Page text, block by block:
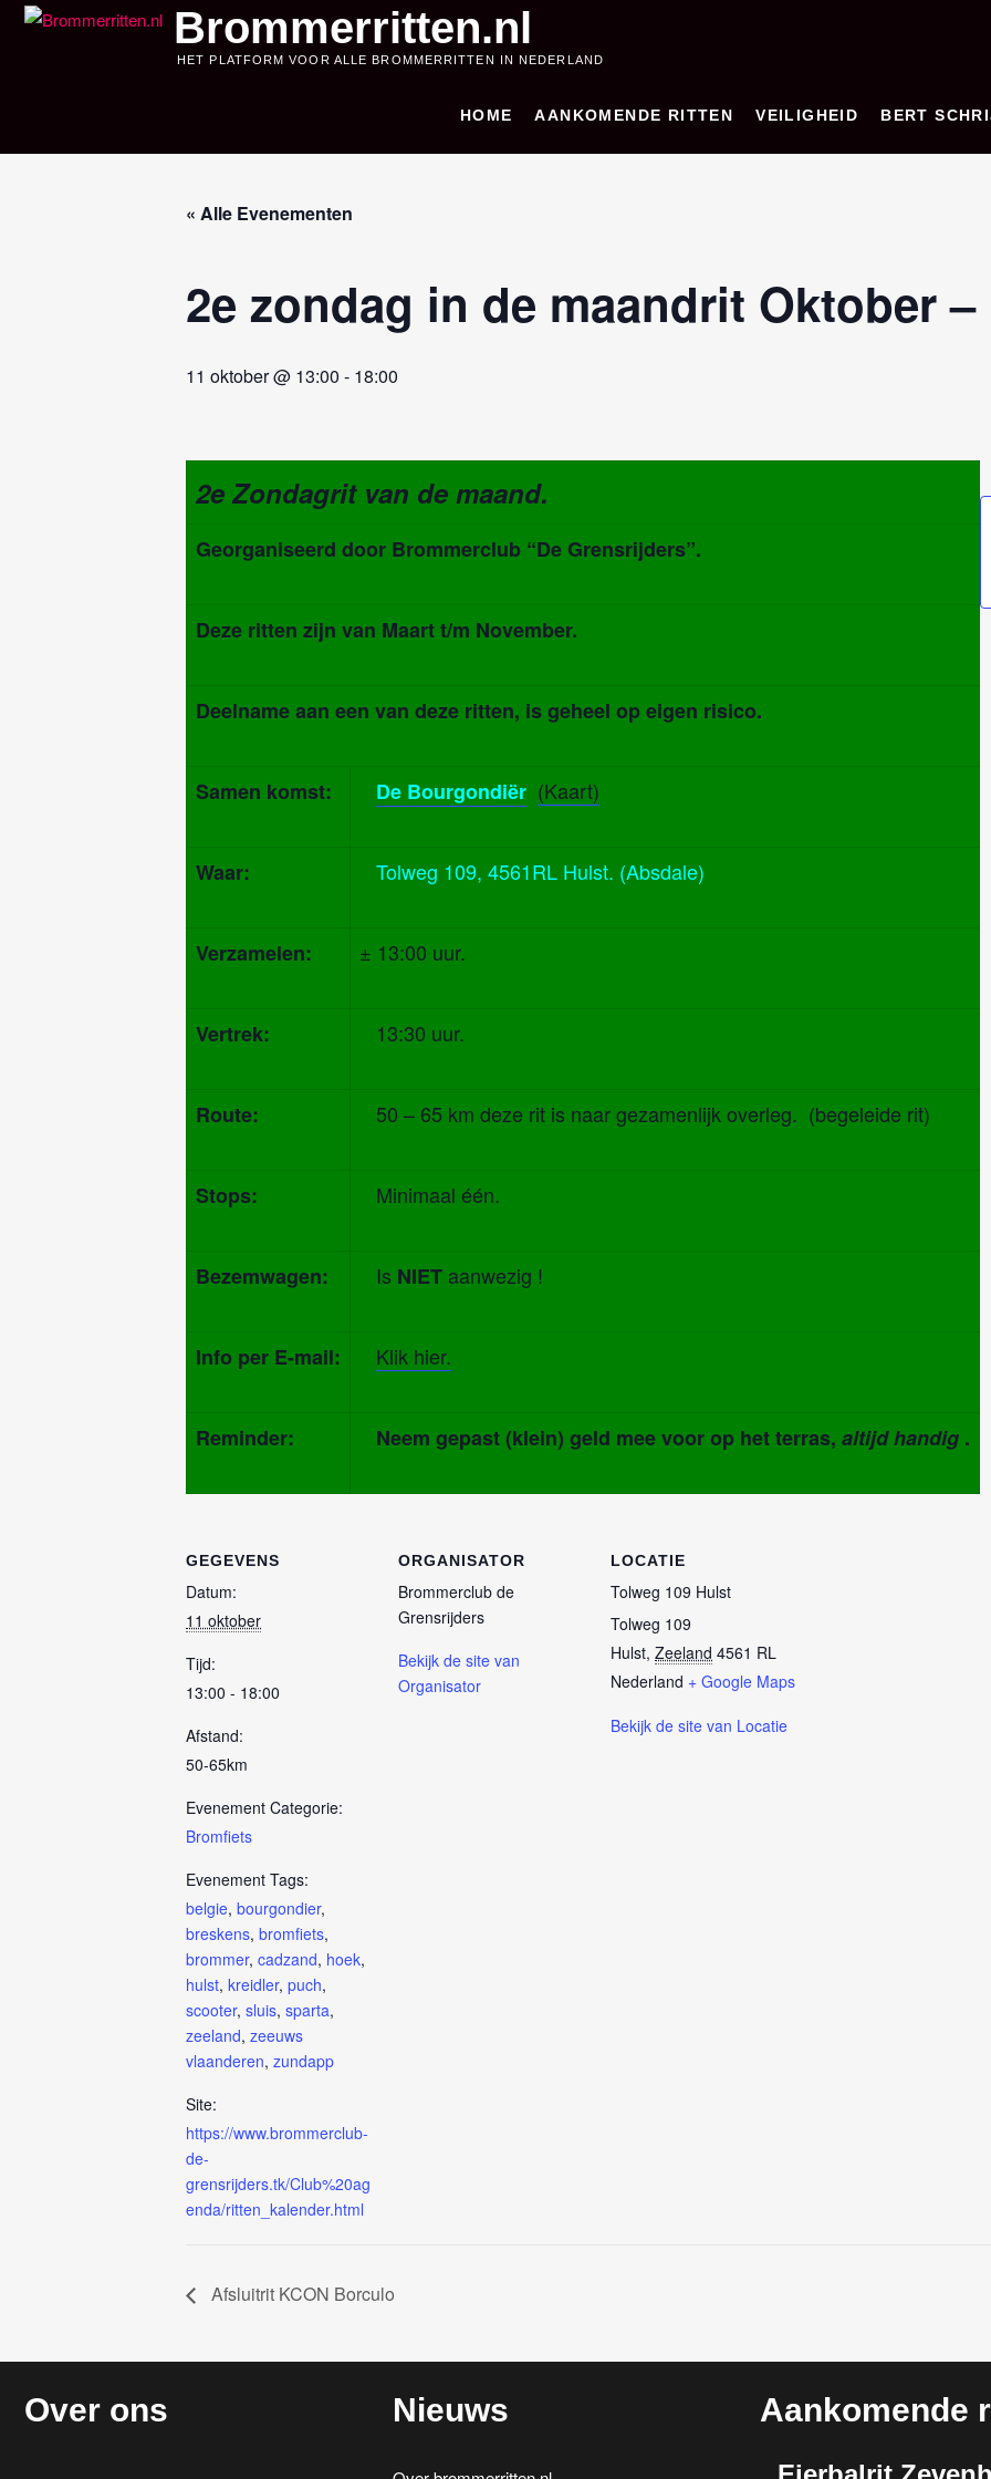
Skip
Brommerritten.nl
HET PLATFORM VOOR ALLE BROMMERRITTEN IN NEDERLAND
HOME AANKOMENDE RITTEN VEILIGHEID BERT
« Alle Evenementen
2e zondag in de maandrit Oktober
11 oktober @ 13:00 - 18:00
2e Zondagrit van de maand.
Georganiseerd door Brommerclub “De Grensrijders”.
Deze ritten zijn van Maart t/m November.
Deelname aan een van deze ritten, is geheel op eigen risico.
Samen komst: De Bourgondiër (Kaart)
Waar: Tolweg 109, 4561RL Hulst. (Absdale)
Verzamelen: ± 13:00 uur.
Vertrek: 13:30 uur.
Route: 50 – 65 km deze rit is naar gezamenlijk overleg. (begeleide rit)
Stops: Minimaal één.
Bezemwagen: Is NIET aanwezig !
Info per E-mail: Klik hier.
Reminder: Neem gepast (klein) geld mee voor op het terras, altijd handig .
GEGEVENS
Datum:
11 oktober
Tijd:
13:00 - 18:00
Afstand:
50-65km
Evenement Categorie:
Bromfiets
Evenement Tags:
belgie, bourgondier,
breskens, bromfiets,
brommer, cadzand, hoek,
hulst, kreidler, puch,
scooter, sluis, sparta,
zeeland, zeeuws
vlaanderen, zundapp
Site:
https://www.brommerclub-
de-
grensrijders.tk/Club%20ag
enda/ritten_kalender.html
ORGANISATOR
Brommerclub de
Grensrijders
Bekijk de site van
Organisator
LOCATIE
Tolweg 109 Hulst
Tolweg 109
Hulst, Zeeland 4561 RL
Nederland + Google Maps
Bekijk de site van Locatie
Afsluitrit KCON Borculo
Over ons Nieuws Aankomende